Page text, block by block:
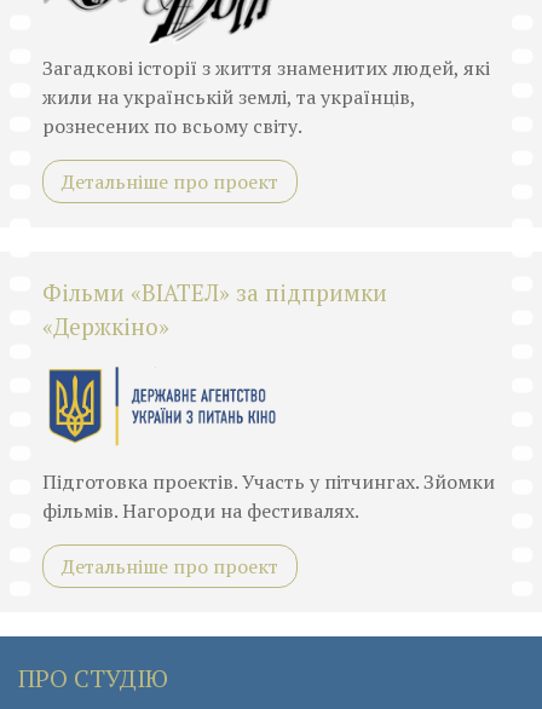
Загадкові історії з життя знаменитих людей, які
жили на українській землі, та українців,
рознесених по всьому світу.
Детальніше про проект
Фільми «ВІАТЕЛ» за підпримки
«Держкіно»
Підготовка проектів. Участь у пітчингах. Зйомки
фільмів. Нагороди на фестивалях.
Детальніше про проект
ПРО СТУДІЮ